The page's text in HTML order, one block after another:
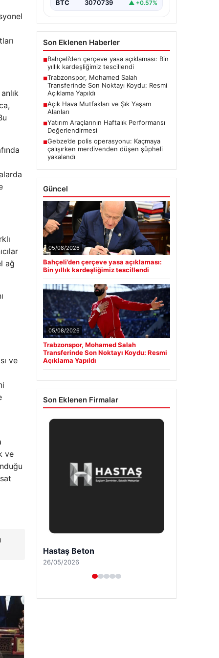
ağ
ve
ve
BTC 3070739 ▲ +0.57%
Son Eklenen Haberler
■Bahçeli’den çerçeve yasa açıklaması: Bin
yıllık kardeşliğimiz tescillendi
■Trabzonspor, Mohamed Salah
Transferinde Son Noktayı Koydu: Resmi
Açıklama Yapıldı
■Açık Hava Mutfakları ve Şık Yaşam
Alanları
■Yatırım Araçlarının Haftalık Performansı
Değerlendirmesi
■Gebze’de polis operasyonu: Kaçmaya
çalışırken merdivenden düşen şüpheli
yakalandı
Güncel
05/08/2026
Bahçeli’den çerçeve yasa açıklaması:
Bin yıllık kardeşliğimiz tescillendi
05/08/2026
Trabzonspor, Mohamed Salah
Transferinde Son Noktayı Koydu: Resmi
Açıklama Yapıldı
Son Eklenen Firmalar
Prenses Night Club
29/04/2026